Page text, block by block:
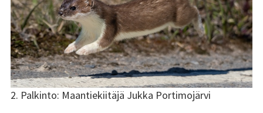
2. Palkinto: Maantiekiitäjä Jukka Portimojärvi